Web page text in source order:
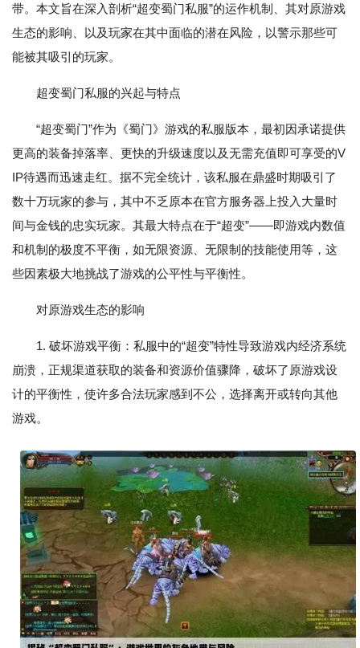
带。本文旨在深入剖析“超变蜀门私服”的运作机制、其对原游戏
生态的影响、以及玩家在其中面临的潜在风险，以警示那些可
能被其吸引的玩家。
超变蜀门私服的兴起与特点
“超变蜀门”作为《蜀门》游戏的私服版本，最初因承诺提供
更高的装备掉落率、更快的升级速度以及无需充值即可享受的V
IP待遇而迅速走红。据不完全统计，该私服在鼎盛时期吸引了
数十万玩家的参与，其中不乏原本在官方服务器上投入大量时
间与金钱的忠实玩家。其最大特点在于“超变”——即游戏内数值
和机制的极度不平衡，如无限资源、无限制的技能使用等，这
些因素极大地挑战了游戏的公平性与平衡性。
对原游戏生态的影响
1. 破坏游戏平衡：私服中的“超变”特性导致游戏内经济系统
崩溃，正规渠道获取的装备和资源价值骤降，破坏了原游戏设
计的平衡性，使许多合法玩家感到不公，选择离开或转向其他
游戏。